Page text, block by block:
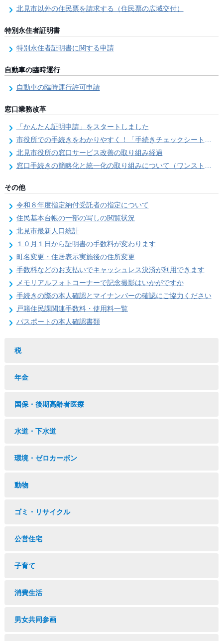
北見市以外の住民票を請求する（住民票の広域交付）
特別永住者証明書
特別永住者証明書に関する申請
自動車の臨時運行
自動車の臨時運行許可申請
窓口業務改革
「かんたん証明申請」をスタートしました
市役所での手続きをわかりやすく！「手続きチェックシート」を導入しました
北見市役所の窓口サービス改善の取り組み経過
窓口手続きの簡略化と統一化の取り組みについて（ワンストップサービス推進事業）
その他
令和８年度指定納付受託者の指定について
住民基本台帳の一部の写しの閲覧状況
北見市最新人口統計
１０月１日から証明書の手数料が変わります
町名変更・住居表示実施後の住所変更
手数料などのお支払いでキャッシュレス決済が利用できます
メモリアルフォトコーナーで記念撮影はいかがですか
手続きの際の本人確認とマイナンバーの確認にご協力ください
戸籍住民課関連手数料・使用料一覧
パスポートの本人確認書類
税
年金
国保・後期高齢者医療
水道・下水道
環境・ゼロカーボン
動物
ゴミ・リサイクル
公営住宅
子育て
消費生活
男女共同参画